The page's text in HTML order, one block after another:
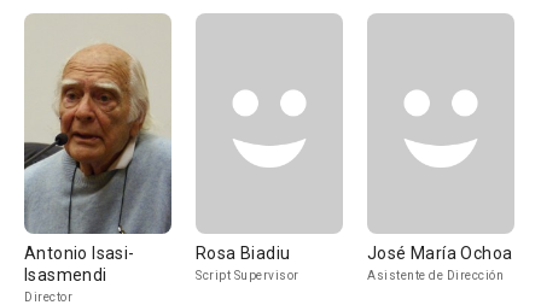
Antonio Isasi-
Isasmendi
Director
Rosa Biadiu
Script Supervisor
José María Ochoa
Asistente de Dirección